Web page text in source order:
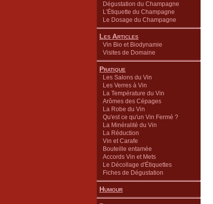
Dégustation du Champagne
L'Étiquette du Champagne
Le Dosage du Champagne
Les Articles
Vin Bio et Biodynamie
Visites de Domaine
Pratique
Les Salons du Vin
Les Verres à Vin
La Température du Vin
Arômes des Cépages
La Robe du Vin
Qu'est ce qu'un Vin Fermé ?
La Minéralité du Vin
La Réduction
Vin et Carafe
Bouteille entamée
Accords Vin et Mets
Le Décollage d'Étiquettes
Fiches de Dégustation
Humour